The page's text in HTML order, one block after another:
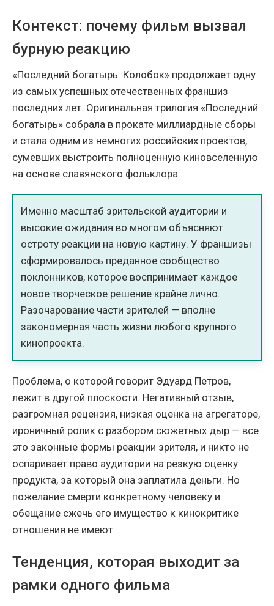
Контекст: почему фильм вызвал
бурную реакцию
«Последний богатырь. Колобок» продолжает одну
из самых успешных отечественных франшиз
последних лет. Оригинальная трилогия «Последний
богатырь» собрала в прокате миллиардные сборы
и стала одним из немногих российских проектов,
сумевших выстроить полноценную киновселенную
на основе славянского фольклора.
Именно масштаб зрительской аудитории и
высокие ожидания во многом объясняют
остроту реакции на новую картину. У франшизы
сформировалось преданное сообщество
поклонников, которое воспринимает каждое
новое творческое решение крайне лично.
Разочарование части зрителей — вполне
закономерная часть жизни любого крупного
кинопроекта.
Проблема, о которой говорит Эдуард Петров,
лежит в другой плоскости. Негативный отзыв,
разгромная рецензия, низкая оценка на агрегаторе,
ироничный ролик с разбором сюжетных дыр — все
это законные формы реакции зрителя, и никто не
оспаривает право аудитории на резкую оценку
продукта, за который она заплатила деньги. Но
пожелание смерти конкретному человеку и
обещание сжечь его имущество к кинокритике
отношения не имеют.
Тенденция, которая выходит за
рамки одного фильма